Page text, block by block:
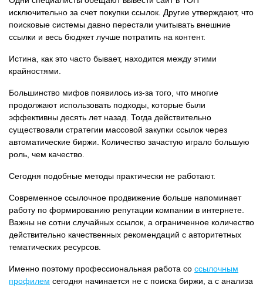
исключительно за счет покупки ссылок. Другие утверждают, что
поисковые системы давно перестали учитывать внешние
ссылки и весь бюджет лучше потратить на контент.
Истина, как это часто бывает, находится между этими
крайностями.
Большинство мифов появилось из-за того, что многие
продолжают использовать подходы, которые были
эффективны десять лет назад. Тогда действительно
существовали стратегии массовой закупки ссылок через
автоматические биржи. Количество зачастую играло большую
роль, чем качество.
Сегодня подобные методы практически не работают.
Современное ссылочное продвижение больше напоминает
работу по формированию репутации компании в интернете.
Важны не сотни случайных ссылок, а ограниченное количество
действительно качественных рекомендаций с авторитетных
тематических ресурсов.
Именно поэтому профессиональная работа со ссылочным
профилем сегодня начинается не с поиска биржи, а с анализа